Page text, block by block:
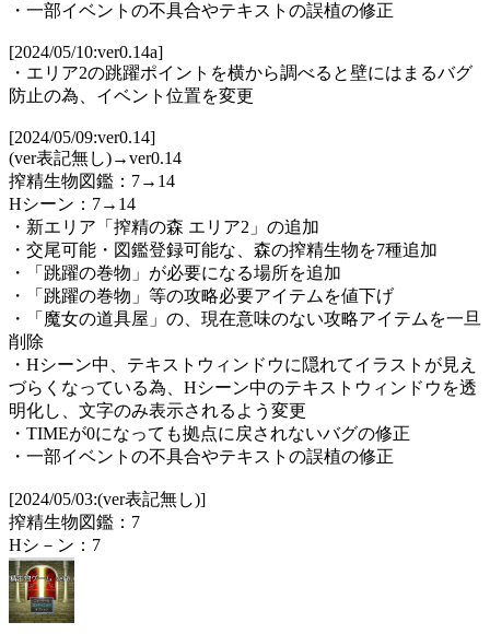
・一部イベントの不具合やテキストの誤植の修正
[2024/05/10:ver0.14a]
・エリア2の跳躍ポイントを横から調べると壁にはまるバグ
防止の為、イベント位置を変更
[2024/05/09:ver0.14]
(ver表記無し)→ver0.14
搾精生物図鑑：7→14
Hシーン：7→14
・新エリア「搾精の森 エリア2」の追加
・交尾可能・図鑑登録可能な、森の搾精生物を7種追加
・「跳躍の巻物」が必要になる場所を追加
・「跳躍の巻物」等の攻略必要アイテムを値下げ
・「魔女の道具屋」の、現在意味のない攻略アイテムを一旦
削除
・Hシーン中、テキストウィンドウに隠れてイラストが見え
づらくなっている為、Hシーン中のテキストウィンドウを透
明化し、文字のみ表示されるよう変更
・TIMEが0になっても拠点に戻されないバグの修正
・一部イベントの不具合やテキストの誤植の修正
[2024/05/03:(ver表記無し)]
搾精生物図鑑：7
Hシ－ン：7